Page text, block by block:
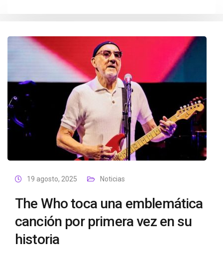
19 agosto, 2025 Noticias
The Who toca una emblemática
canción por primera vez en su
historia